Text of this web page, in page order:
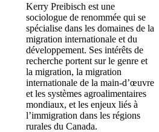
Kerry Preibisch est une
sociologue de renommée qui se
spécialise dans les domaines de la
migration internationale et du
développement. Ses intérêts de
recherche portent sur le genre et
la migration, la migration
internationale de la main-d’œuvre
et les systèmes agroalimentaires
mondiaux, et les enjeux liés à
l’immigration dans les régions
rurales du Canada.